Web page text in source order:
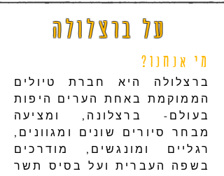
על ברצלולה
מי אנחנו?
ברצלולה היא חברת טיולים
הממוקמת באחת הערים היפות
בעולם- ברצלונה, ומציעה
מבחר סיורים שונים ומגוונים,
רגליים ומונגשים, מודרכים
בשפה העברית ועל בסיס תשר